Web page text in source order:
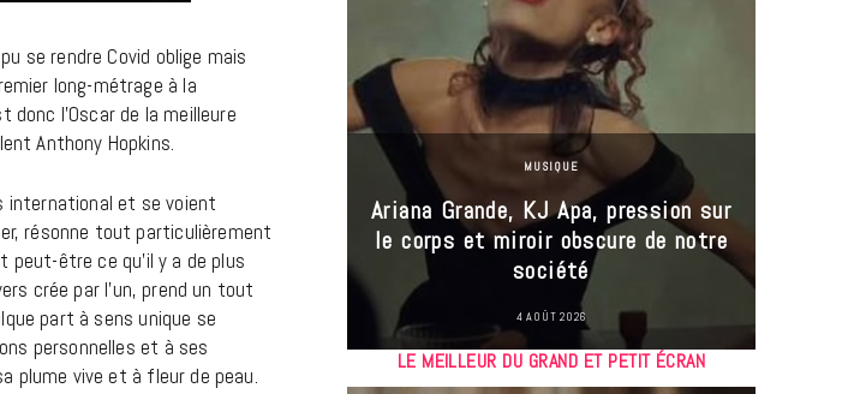
se rendre Covid oblige mais
long-métrage à la
l’Oscar de la meilleure
Anthony Hopkins.
international et se voient
résonne tout particulièrement
être ce qu’il y a de plus
crée par l’un, prend un tout
part à sens unique se
personnelles et à ses
plume vive et à fleur de peau.
MUSIQUE
The Elephant, l’ivoire du rock
« Beaches In Tennessee »
18 JUILLET 2026
MUSIQUE
Ariana Grande, KJ Apa, pression sur
le corps et miroir obscure de notre
société
4 AOÛT 2026
LE MEILLEUR DU GRAND ET PETIT ÉCRAN